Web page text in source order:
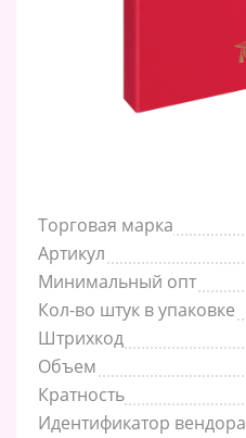
Торговая марка
Артикул
Минимальный опт
Кол-во штук в упаковке
Штрихкод
Объем
Кратность
Идентификатор вендора